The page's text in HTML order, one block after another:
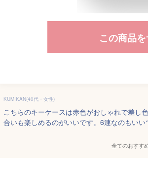
この商品
KUMIKAN(40代・女性)
こちらのキーケースは赤色がおしゃれで差し
合いも楽しめるのがいいです。6連なのもいい
全てのおすす